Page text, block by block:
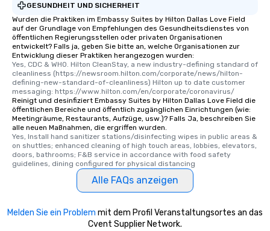
GESUNDHEIT UND SICHERHEIT
Wurden die Praktiken im Embassy Suites by Hilton Dallas Love Field
auf der Grundlage von Empfehlungen des Gesundheitsdienstes von
öffentlichen Regierungsstellen oder privaten Organisationen
entwickelt? Falls ja, geben Sie bitte an, welche Organisationen zur
Entwicklung dieser Praktiken herangezogen wurden:
Yes, CDC & WHO. Hilton CleanStay, a new industry-defining standard of
cleanliness (https://newsroom.hilton.com/corporate/news/hilton-
defining-new-standard-of-cleanliness) Hilton up to date customer
messaging: https://www.hilton.com/en/corporate/coronavirus/
Reinigt und desinfiziert Embassy Suites by Hilton Dallas Love Field die
öffentlichen Bereiche und öffentlich zugänglichen Einrichtungen (wie:
Meetingräume, Restaurants, Aufzüge, usw.)? Falls Ja, beschreiben Sie
alle neuen Maßnahmen, die ergriffen wurden.
Yes, Install hand sanitizer stations/disinfecting wipes in public areas &
on shuttles; enhanced cleaning of high touch areas, lobbies, elevators,
doors, bathrooms; F&B service in accordance with food safety
guidelines, dining configured for physical distancing
Alle FAQs anzeigen
Melden Sie ein Problem mit dem Profil Veranstaltungsortes an das
Cvent Supplier Network.